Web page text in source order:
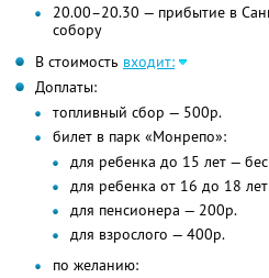
20.00–20.30 — прибытие в
собору
В стоимость входит:
Доплаты:
топливный сбор — 500р.
билет в парк «Монрепо»:
для ребенка до 15 лет —
для ребенка от 16 до 18
для пенсионера — 200р.
для взрослого — 400р.
по желанию: